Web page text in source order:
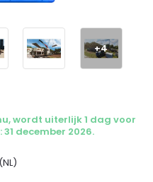
+4
wordt uiterlijk 1 dag voor
december 2026.